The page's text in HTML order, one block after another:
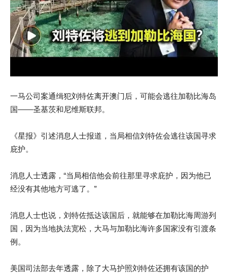
一马公司案通缉犯刘特佐离开澳门后，可能会逃往加勒比海岛
国——圣基茨和尼维斯联邦。
《星报》引述消息人士报道，当局相信刘特佐会逃往该国寻求
庇护。
消息人士透露，“当局相信他会前往那里寻求庇护，因为他已
经没有其他地方可逃了。”
消息人士也说，刘特佐抵达该国后，就能够在加勒比海周游列
国，因为当地执法宽松，大马与加勒比海许多国家没有引渡条
例。
美国司法部去年透露，除了大马护照刘特佐还拥有该国的护